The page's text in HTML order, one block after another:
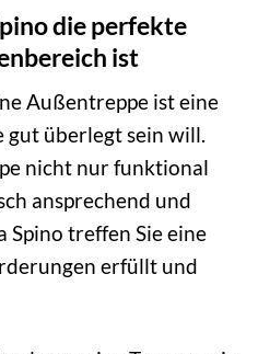
die perfekte
ist
Außentreppe ist eine
überlegt sein will.
nicht nur funktional
ansprechend und
Spino treffen Sie eine
erfüllt und